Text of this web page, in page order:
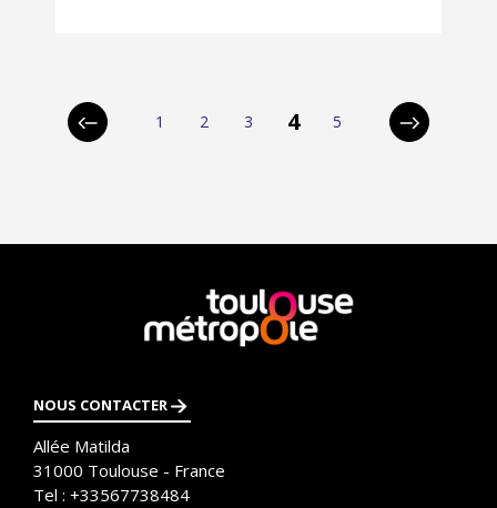
p
i
a
t
Page
Page
1 Page
2 Page
3 Page
4 Page
5
Page
En
savoir
plus
NOUS CONTACTER
Allée Matilda
31000 Toulouse - France
Tel : +33567738484